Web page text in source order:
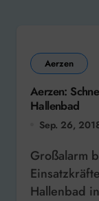
Aerzen
Aerzen:
Hallenbad
Sep. 26,
Großalarm bei der Feuerwehr. Die
Hallenbad